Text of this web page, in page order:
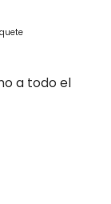
a todo el